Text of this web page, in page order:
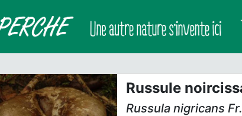
Russule
Russula nigricans